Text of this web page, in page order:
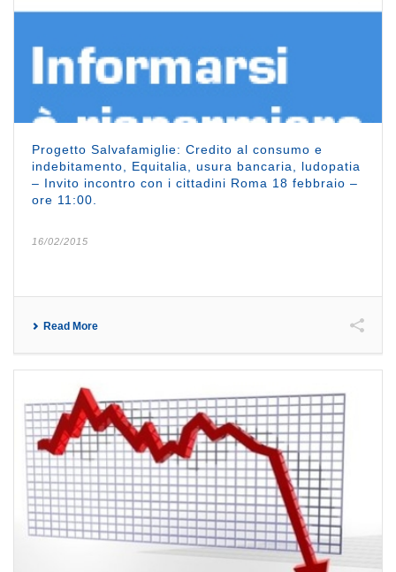
Progetto Salvafamiglie: Credito al consumo e
indebitamento, Equitalia, usura bancaria, ludopatia
– Invito incontro con i cittadini Roma 18 febbraio –
ore 11:00.
16/02/2015
Read More